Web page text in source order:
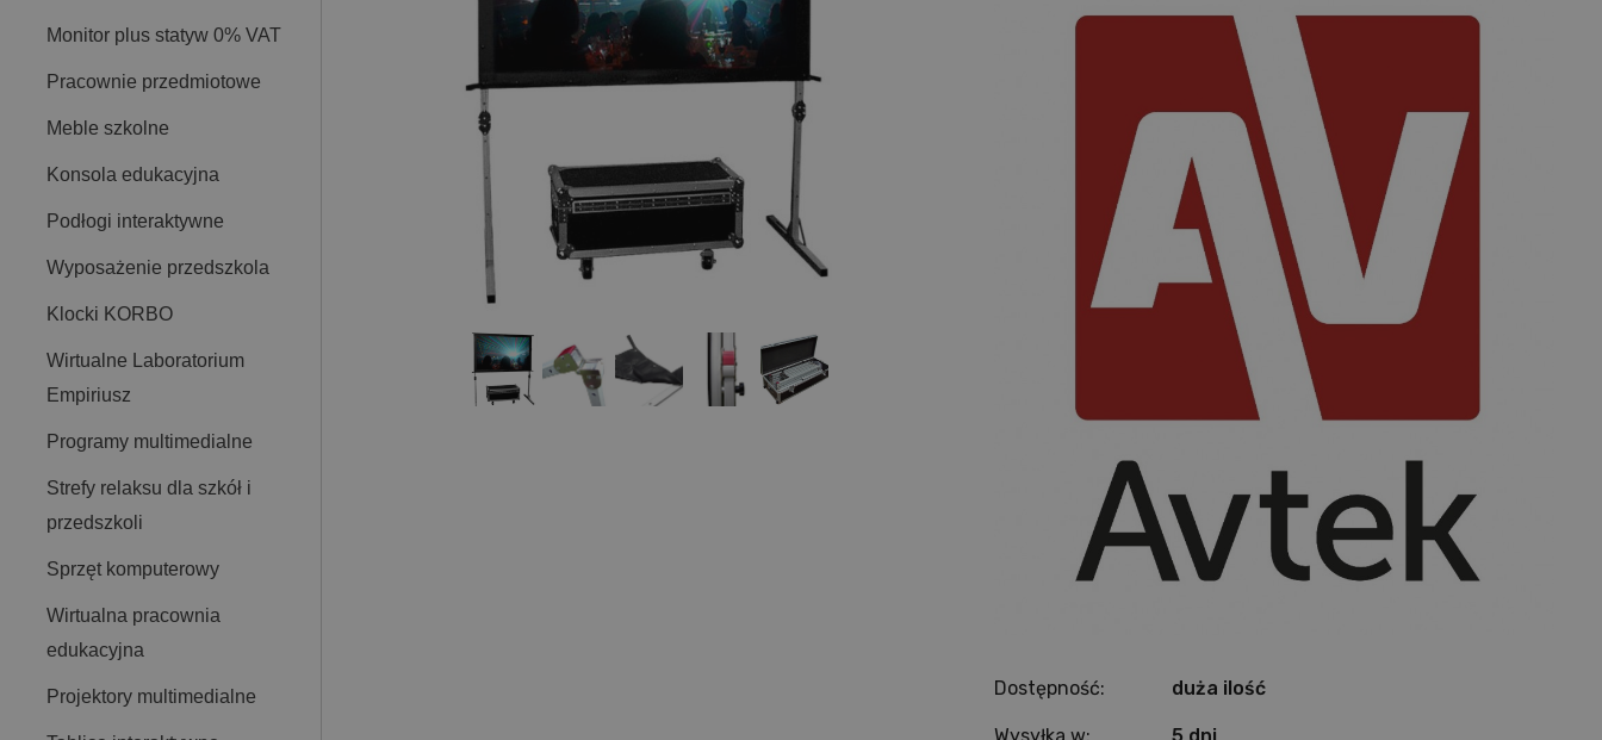
Monitor plus statyw 0% VAT
Pracownie przedmiotowe
Meble szkolne
Konsola edukacyjna
Podłogi interaktywne
Wyposażenie przedszkola
Klocki KORBO
Wirtualne Laboratorium
Empiriusz
Programy multimedialne
Strefy relaksu dla szkół i
przedszkoli
Sprzęt komputerowy
Wirtualna pracownia
edukacyjna
Projektory multimedialne Dostępność: duża ilość
Wysyłka w: 5 dni